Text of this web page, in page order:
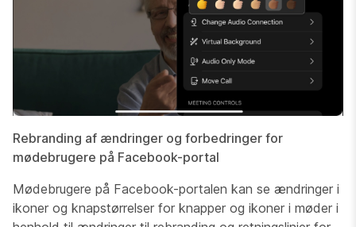
Rebranding af ændringer og forbedringer for
mødebrugere på Facebook-portal
Mødebrugere på Facebook-portalen kan se ændringer i
ikoner og knapstørrelser for knapper og ikoner i møder i